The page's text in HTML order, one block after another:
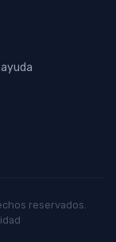
reservados.